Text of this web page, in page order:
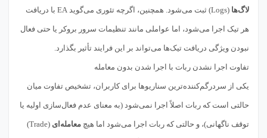
لاگ‌ها (Logs) ثبت می‌شود. همچنین، اگرچه تئوری می‌گوید EA با دریافت
هر تیک اجرا می‌شود، اما عواملی مانند تنظیمات سرور بروکر یا حتی فعال
نبودن ویژگی دریافت تیک‌ها می‌تواند بر این فرایند تأثیر بگذارد.
تفاوت اجرا نشدن ربات با اجرا شدن بدون معامله
یکی از سردرگم‌کننده‌ترین سناریوها برای کاربران، تشخیص تفاوت میان
حالتی است که ربات اصلاً اجرا نمی‌شود (به معنای عدم فعال‌سازی اولیه یا
توقف ناگهانی)، و حالتی که ربات اجرا می‌شود اما هیچ معامله‌ای (Trade)